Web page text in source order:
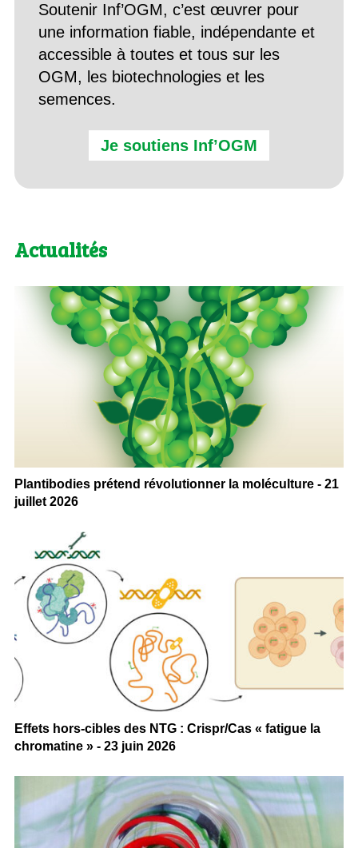
Soutenir Inf’OGM, c’est œuvrer pour
une information fiable, indépendante et
accessible à toutes et tous sur les
OGM, les biotechnologies et les
semences.
Je soutiens Inf’OGM
Actualités
Plantibodies prétend révolutionner la moléculture - 21
juillet 2026
Effets hors-cibles des NTG : Crispr/Cas « fatigue la
chromatine » - 23 juin 2026